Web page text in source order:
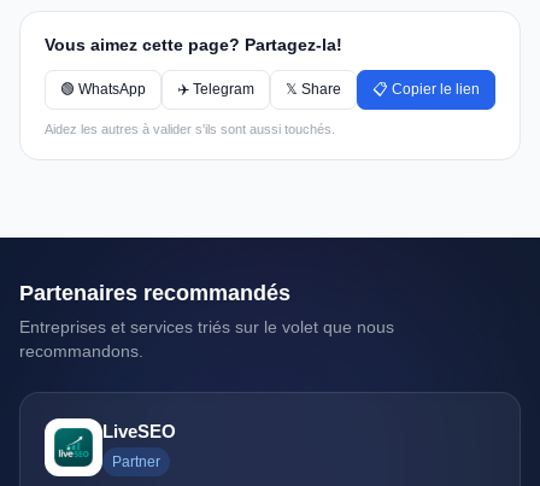
Vous aimez cette page? Partagez-la!
🟢 WhatsApp ✈️ Telegram 𝕏 Share 📋 Copier le lien
Aidez les autres à valider s'ils sont aussi touchés.
Partenaires recommandés
Entreprises et services triés sur le volet que nous
recommandons.
LiveSEO
Partner